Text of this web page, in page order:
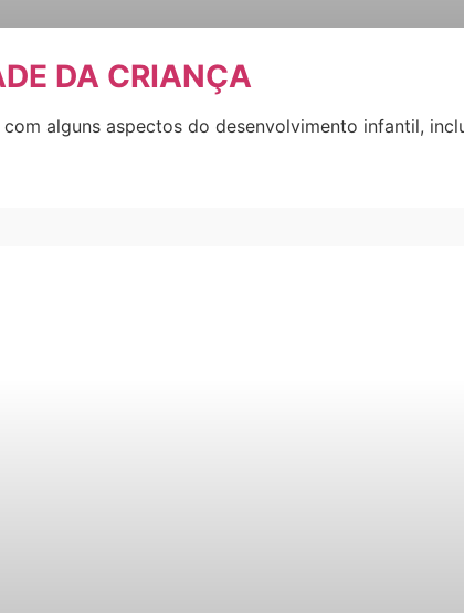
DA CRIANÇA
alguns aspectos do desenvolvimento infantil,